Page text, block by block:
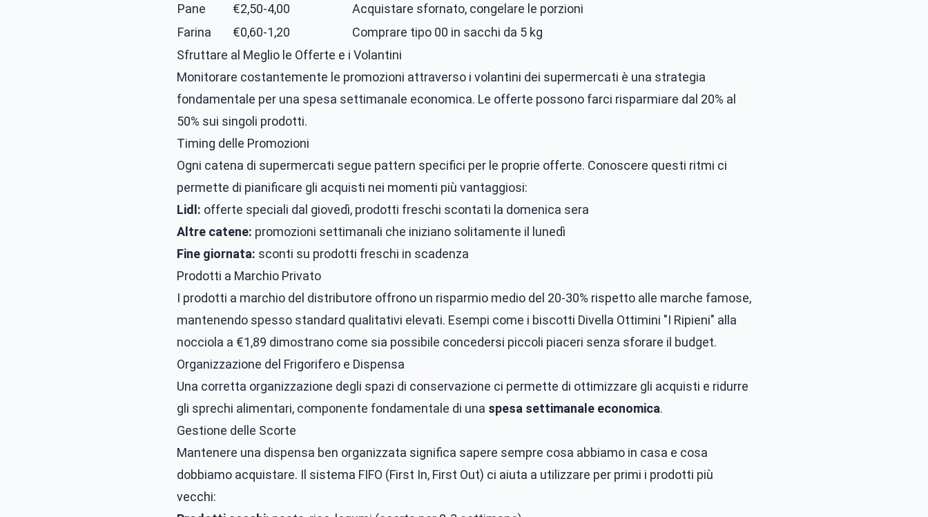
Pane
€2,50-4,00
Acquistare sfornato, congelare le porzioni
Farina
€0,60-1,20
Comprare tipo 00 in sacchi da 5 kg
Sfruttare al Meglio le Offerte e i Volantini
Monitorare costantemente le promozioni attraverso i volantini dei supermercati è una strategia
fondamentale per una spesa settimanale economica. Le offerte possono farci risparmiare dal 20% al
50% sui singoli prodotti.
Timing delle Promozioni
Ogni catena di supermercati segue pattern specifici per le proprie offerte. Conoscere questi ritmi ci
permette di pianificare gli acquisti nei momenti più vantaggiosi:
Lidl: offerte speciali dal giovedì, prodotti freschi scontati la domenica sera
Altre catene: promozioni settimanali che iniziano solitamente il lunedì
Fine giornata: sconti su prodotti freschi in scadenza
Prodotti a Marchio Privato
I prodotti a marchio del distributore offrono un risparmio medio del 20-30% rispetto alle marche famose,
mantenendo spesso standard qualitativi elevati. Esempi come i biscotti Divella Ottimini "I Ripieni" alla
nocciola a €1,89 dimostrano come sia possibile concedersi piccoli piaceri senza sforare il budget.
Organizzazione del Frigorifero e Dispensa
Una corretta organizzazione degli spazi di conservazione ci permette di ottimizzare gli acquisti e ridurre
gli sprechi alimentari, componente fondamentale di una spesa settimanale economica.
Gestione delle Scorte
Mantenere una dispensa ben organizzata significa sapere sempre cosa abbiamo in casa e cosa
dobbiamo acquistare. Il sistema FIFO (First In, First Out) ci aiuta a utilizzare per primi i prodotti più
vecchi: